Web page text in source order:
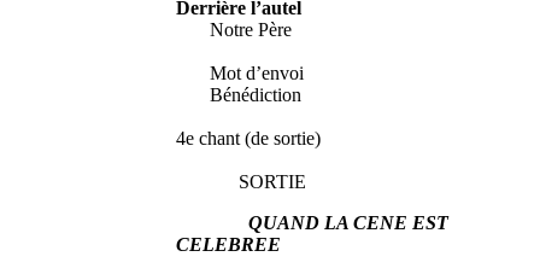
Derrière l’autel
Notre Père
Mot d’envoi
Bénédiction
4e chant (de sortie)
SORTIE
QUAND LA CENE EST
CELEBREE